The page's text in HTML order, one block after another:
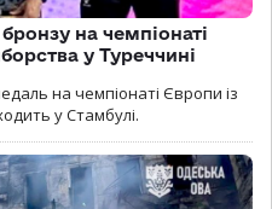
на чемпіонаті
у Туреччині
на чемпіонаті Європи із
у Стамбулі.